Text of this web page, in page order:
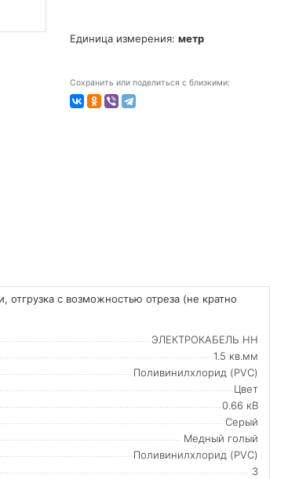
Единица измерения: метр
Сохранить или поделиться с близкими:
отгрузка с возможностью отреза (не кратно
ЭЛЕКТРОКАБЕЛЬ НН
1.5 кв.мм
Поливинилхлорид (PVC)
Цвет
0.66 кВ
Серый
Медный голый
Поливинилхлорид (PVC)
3